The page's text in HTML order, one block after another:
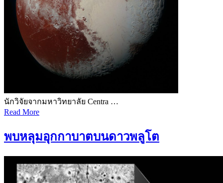
นักวิจัยจากมหาวิทยาลัย Centra …
Read More
พบหลุมอุกกาบาตบนดาวพลูโต